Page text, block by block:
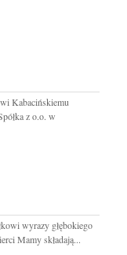
Kabacińskiemu
z o.o. w
wyrazy głębokiego
Mamy składają...